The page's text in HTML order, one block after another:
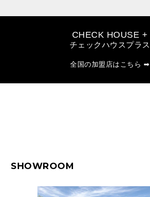
CHECK HOUSE +
チェックハウスプラス
全国の加盟店はこちら ➡
SHOWROOM